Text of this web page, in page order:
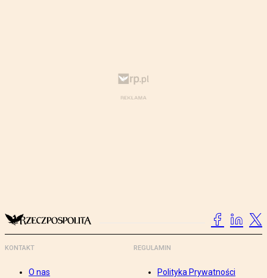
KONTAKT
O nas
REGULAMIN
Polityka Prywatności